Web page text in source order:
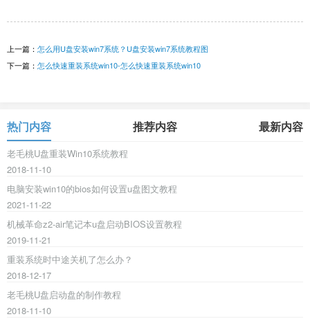
上一篇： 怎么用U盘安装win7系统？U盘安装win7系统教程图
下一篇： 怎么快速重装系统win10-怎么快速重装系统win10
热门内容 推荐内容 最新内容
老毛桃U盘重装Win10系统教程
2018-11-10
电脑安装win10的bios如何设置u盘图文教程
2021-11-22
机械革命z2-air笔记本u盘启动BIOS设置教程
2019-11-21
重装系统时中途关机了怎么办？
2018-12-17
老毛桃U盘启动盘的制作教程
2018-11-10